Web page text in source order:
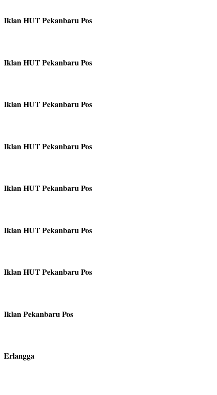
Iklan HUT Pekanbaru Pos
Iklan HUT Pekanbaru Pos
Iklan HUT Pekanbaru Pos
Iklan HUT Pekanbaru Pos
Iklan HUT Pekanbaru Pos
Iklan HUT Pekanbaru Pos
Iklan HUT Pekanbaru Pos
Iklan Pekanbaru Pos
Erlangga